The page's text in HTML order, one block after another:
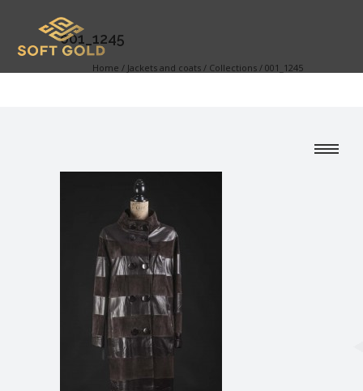
001_1245
Home / Jackets and coats / Collections / 001_1245